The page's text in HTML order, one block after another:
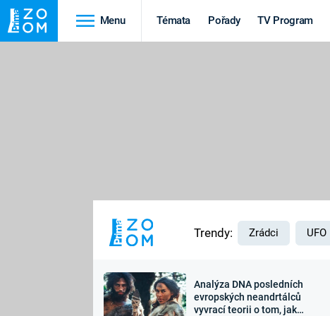
Menu Témata Pořady TV Program
Výročí
Trendy: Zrádci UFO
Analýza DNA posledních
evropských neandrtálců
vyvrací teorii o tom, jak